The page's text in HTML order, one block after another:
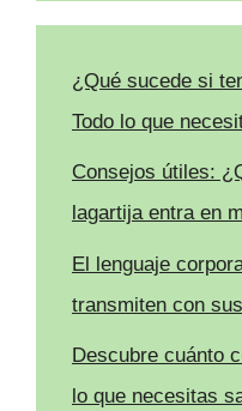
¿Qué sucede si
Todo lo que
Consejos útiles:
lagartija entra en
El lenguaje
transmiten con
Descubre cuánto
lo que necesitas